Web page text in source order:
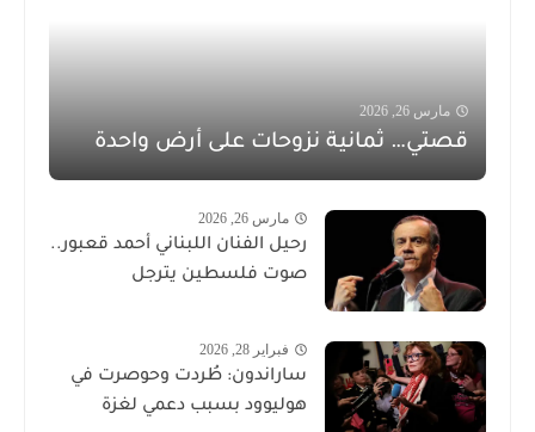
مارس 26, 2026
قصتي… ثمانية نزوحات على أرض واحدة
مارس 26, 2026
رحيل الفنان اللبناني أحمد قعبور..
صوت فلسطين يترجل
فبراير 28, 2026
ساراندون: طُردت وحوصرت في
هوليوود بسبب دعمي لغزة